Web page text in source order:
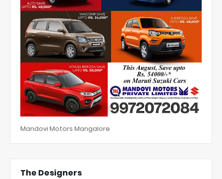
Mandovi Motors Mangalore
The Designers